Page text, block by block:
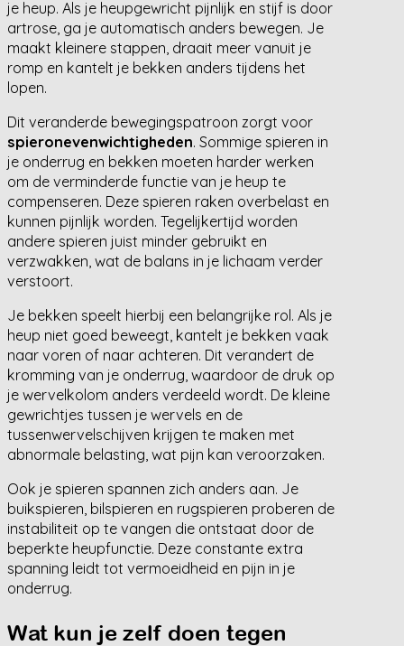
je heup. Als je heupgewricht pijnlijk en stijf is door
artrose, ga je automatisch anders bewegen. Je
maakt kleinere stappen, draait meer vanuit je
romp en kantelt je bekken anders tijdens het
lopen.
Dit veranderde bewegingspatroon zorgt voor
spieronevenwichtigheden. Sommige spieren in
je onderrug en bekken moeten harder werken
om de verminderde functie van je heup te
compenseren. Deze spieren raken overbelast en
kunnen pijnlijk worden. Tegelijkertijd worden
andere spieren juist minder gebruikt en
verzwakken, wat de balans in je lichaam verder
verstoort.
Je bekken speelt hierbij een belangrijke rol. Als je
heup niet goed beweegt, kantelt je bekken vaak
naar voren of naar achteren. Dit verandert de
kromming van je onderrug, waardoor de druk op
je wervelkolom anders verdeeld wordt. De kleine
gewrichtjes tussen je wervels en de
tussenwervelschijven krijgen te maken met
abnormale belasting, wat pijn kan veroorzaken.
Ook je spieren spannen zich anders aan. Je
buikspieren, bilspieren en rugspieren proberen de
instabiliteit op te vangen die ontstaat door de
beperkte heupfunctie. Deze constante extra
spanning leidt tot vermoeidheid en pijn in je
onderrug.
Wat kun je zelf doen tegen